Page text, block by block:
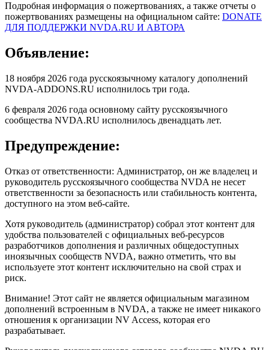
Подробная информация о пожертвованиях, а также отчеты о
пожертвованиях размещены на официальном сайте: DONATE
ДЛЯ ПОДДЕРЖКИ NVDA.RU И АВТОРА
Объявление:
18 ноября 2026 года русскоязычному каталогу дополнений
NVDA-ADDONS.RU исполнилось три года.
6 февраля 2026 года основному сайту русскоязычного
сообщества NVDA.RU исполнилось двенадцать лет.
Предупреждение:
Отказ от ответственности: Администратор, он же владелец и
руководитель русскоязычного сообщества NVDA не несет
ответственности за безопасность или стабильность контента,
доступного на этом веб-сайте.
Хотя руководитель (администратор) собрал этот контент для
удобства пользователей с официальных веб-ресурсов
разработчиков дополнения и различных общедоступных
иноязычных сообществ NVDA, важно отметить, что вы
используете этот контент исключительно на свой страх и
риск.
Внимание! Этот сайт не является официальным магазином
дополнений встроенным в NVDA, а также не имеет никакого
отношения к организации NV Access, которая его
разрабатывает.